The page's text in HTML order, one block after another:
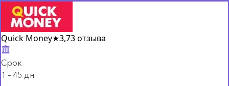
Quick Money★3,73 отзыва
Срок
1 – 45 дн.